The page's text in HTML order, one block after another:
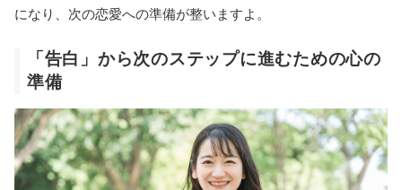
になり、次の恋愛への準備が整いますよ。
「告白」から次のステップに進むための心の
準備